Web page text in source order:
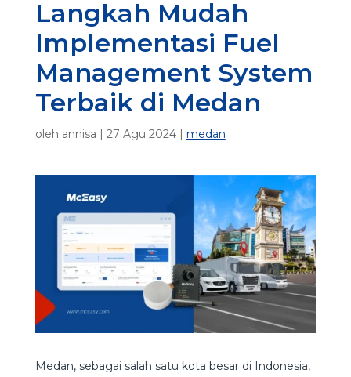
Langkah Mudah
Implementasi Fuel
Management System
Terbaik di Medan
oleh annisa | 27 Agu 2024| medan
Medan, sebagai salah satu kota besar di Indonesia,